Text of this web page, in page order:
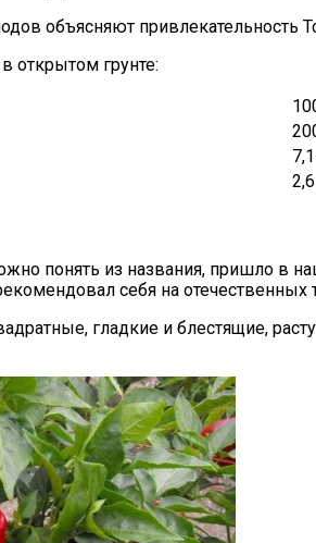
объясняют
открытом грунте:
2,6
понять из названия, пришло в
себя на
гладкие и блестящие,